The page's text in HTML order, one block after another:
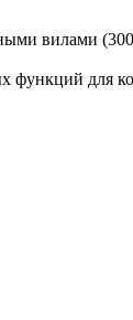
вилами
функций для